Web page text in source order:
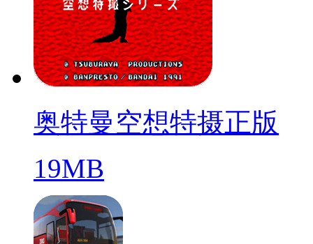
奥特曼空想特摄正版
19MB